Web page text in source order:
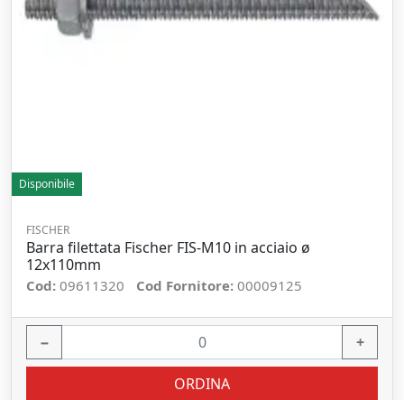
Disponibile
FISCHER
Barra filettata Fischer FIS-M10 in acciaio ø
12x110mm
Cod: 09611320 Cod Fornitore: 00009125
− +
ORDINA